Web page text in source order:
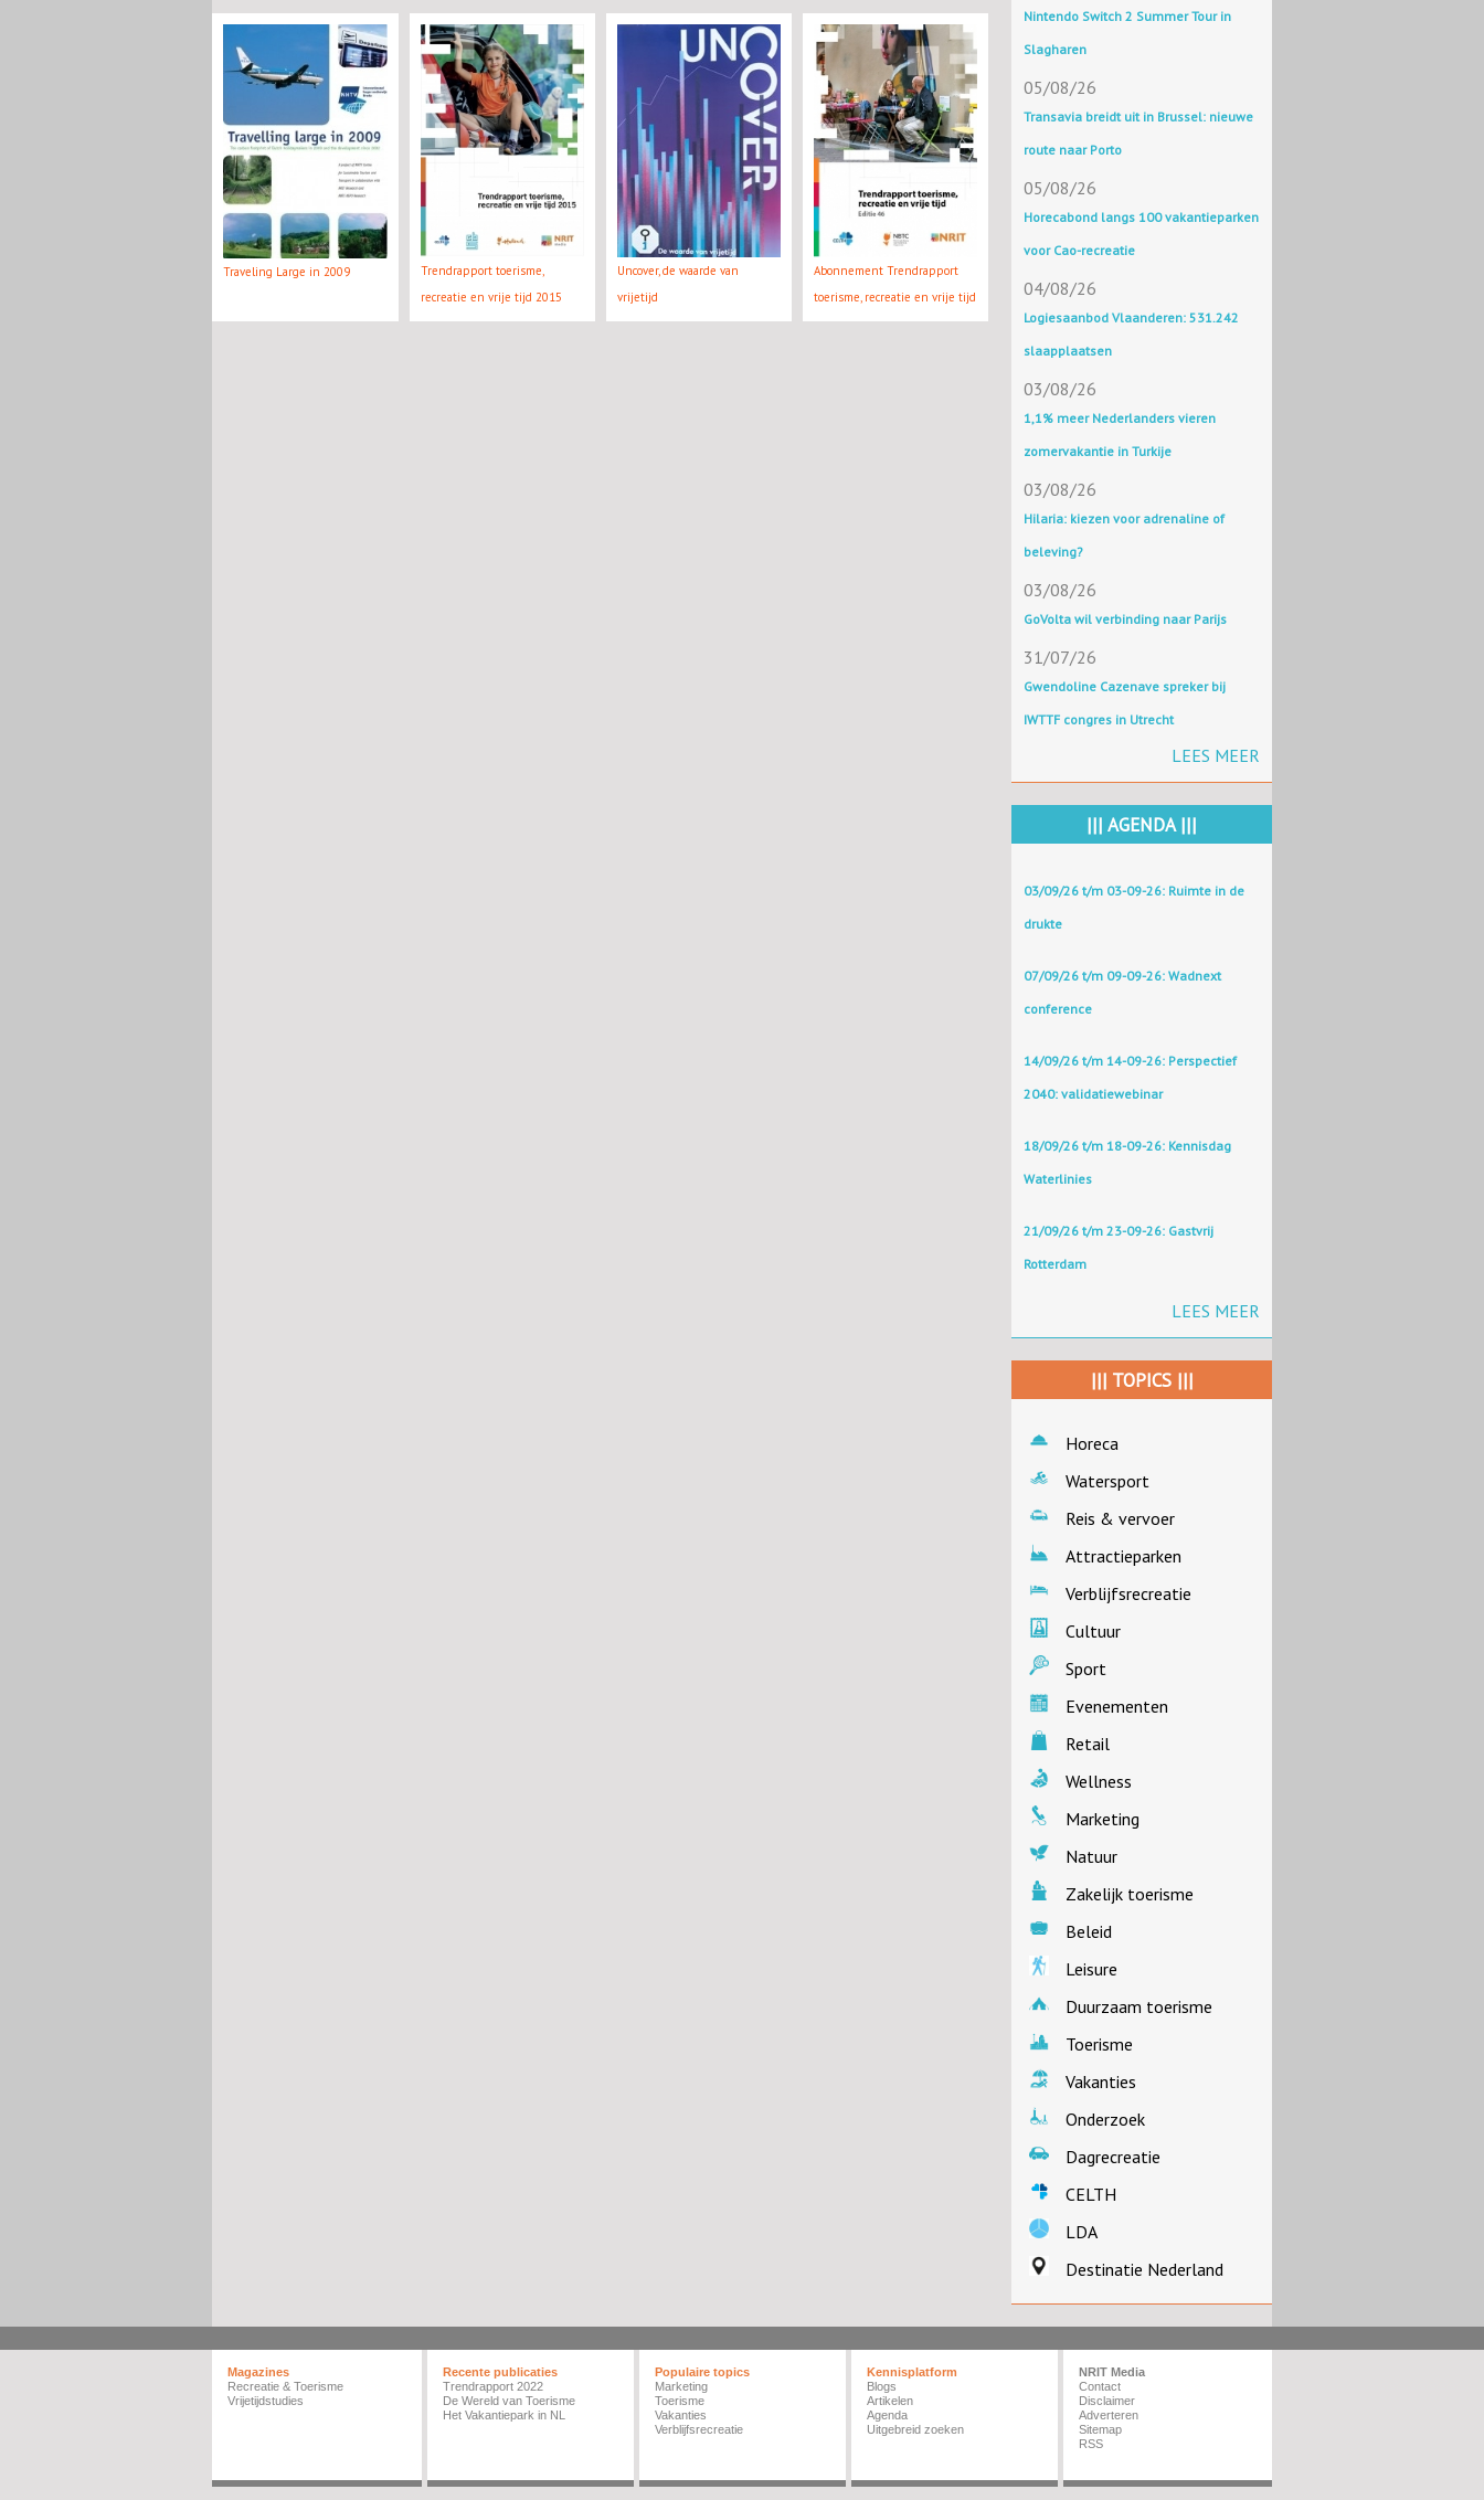
Traveling Large in 2009
Trendrapport toerisme,
recreatie en vrije tijd 2015
Uncover, de waarde van
vrijetijd
Abonnement Trendrapport
toerisme, recreatie en vrije tijd
Nintendo Switch 2 Summer Tour in
Slagharen
05/08/26
Transavia breidt uit in Brussel: nieuwe
route naar Porto
05/08/26
Horecabond langs 100 vakantieparken
voor Cao-recreatie
04/08/26
Logiesaanbod Vlaanderen: 531.242
slaapplaatsen
03/08/26
1,1% meer Nederlanders vieren
zomervakantie in Turkije
03/08/26
Hilaria: kiezen voor adrenaline of
beleving?
03/08/26
GoVolta wil verbinding naar Parijs
31/07/26
Gwendoline Cazenave spreker bij
IWTTF congres in Utrecht
LEES MEER
||| AGENDA |||
03/09/26 t/m 03-09-26: Ruimte in de
drukte
07/09/26 t/m 09-09-26: Wadnext
conference
14/09/26 t/m 14-09-26: Perspectief
2040: validatiewebinar
18/09/26 t/m 18-09-26: Kennisdag
Waterlinies
21/09/26 t/m 23-09-26: Gastvrij
Rotterdam
LEES MEER
||| TOPICS |||
Horeca
Watersport
Reis & vervoer
Attractieparken
Verblijfsrecreatie
Cultuur
Sport
Evenementen
Retail
Wellness
Marketing
Natuur
Zakelijk toerisme
Beleid
Leisure
Duurzaam toerisme
Toerisme
Vakanties
Onderzoek
Dagrecreatie
CELTH
LDA
Destinatie Nederland
Magazines
Recreatie & Toerisme
Vrijetijdstudies
Recente publicaties
Trendrapport 2022
De Wereld van Toerisme
Het Vakantiepark in NL
Populaire topics
Marketing
Toerisme
Vakanties
Verblijfsrecreatie
Kennisplatform
Blogs
Artikelen
Agenda
Uitgebreid zoeken
NRIT Media
Contact
Disclaimer
Adverteren
Sitemap
RSS